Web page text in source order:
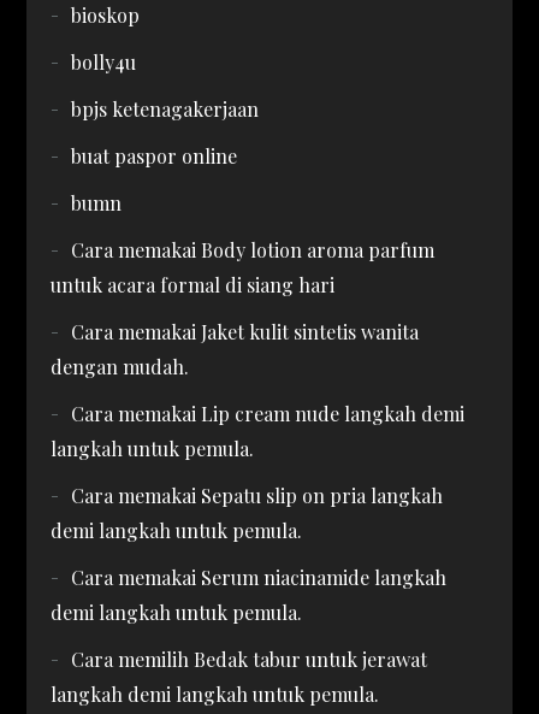
bioskop
bolly4u
bpjs ketenagakerjaan
buat paspor online
bumn
Cara memakai Body lotion aroma parfum
untuk acara formal di siang hari
Cara memakai Jaket kulit sintetis wanita
dengan mudah.
Cara memakai Lip cream nude langkah demi
langkah untuk pemula.
Cara memakai Sepatu slip on pria langkah
demi langkah untuk pemula.
Cara memakai Serum niacinamide langkah
demi langkah untuk pemula.
Cara memilih Bedak tabur untuk jerawat
langkah demi langkah untuk pemula.